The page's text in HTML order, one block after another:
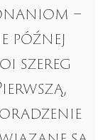
–
późnej
szereg